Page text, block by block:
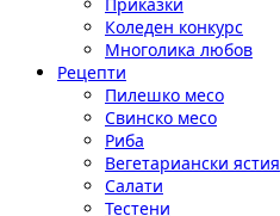
Коледен конкурс
Многолика любов
Рецепти
Пилешко месо
Свинско месо
Риба
Вегетариански ястия
Салати
Тестени